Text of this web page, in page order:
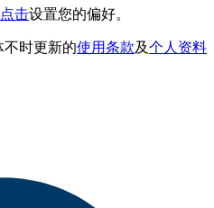
点击设置您的偏好。
时更新的使用条款及个人资料